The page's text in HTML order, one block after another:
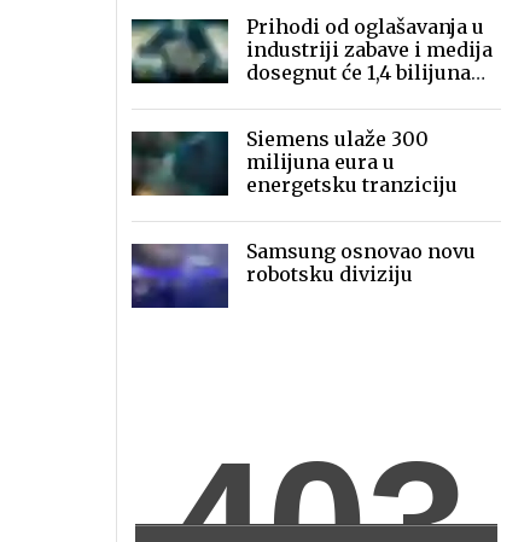
fragmentira
Prihodi od oglašavanja u
industriji zabave i medija
dosegnut će 1,4 bilijuna
Siemens ulaže 300
milijuna eura u
energetsku tranziciju
Samsung osnovao novu
robotsku diviziju